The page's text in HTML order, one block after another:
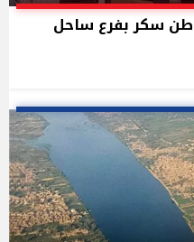
شكوى تكشف أسرار عجز 70 طن سكر بفرع ساحل